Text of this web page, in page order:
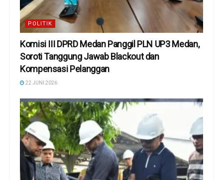
POLITIK
Komisi III DPRD Medan Panggil PLN UP3 Medan,
Soroti Tanggung Jawab Blackout dan
Kompensasi Pelanggan
22 JUNI 2026